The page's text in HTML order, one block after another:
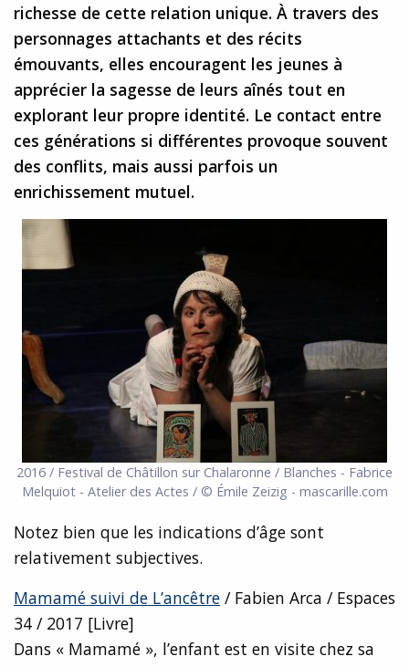
richesse de cette relation unique. À travers des
personnages attachants et des récits
émouvants, elles encouragent les jeunes à
apprécier la sagesse de leurs aînés tout en
explorant leur propre identité. Le contact entre
ces générations si différentes provoque souvent
des conflits, mais aussi parfois un
enrichissement mutuel.
2016 / Festival de Châtillon sur Chalaronne / Blanches - Fabrice
Melquiot - Atelier des Actes / © Émile Zeizig - mascarille.com
Notez bien que les indications d’âge sont
relativement subjectives.
Mamamé suivi de L’ancêtre / Fabien Arca / Espaces
34 / 2017 [Livre]
Dans « Mamamé », l’enfant est en visite chez sa